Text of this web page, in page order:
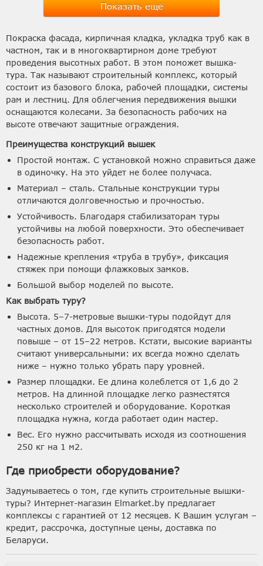
Показать ещё
Покраска фасада, кирпичная кладка, укладка труб как в
частном, так и в многоквартирном доме требуют
проведения высотных работ. В этом поможет вышка-
тура. Так называют строительный комплекс, который
состоит из базового блока, рабочей площадки, системы
рам и лестниц. Для облегчения передвижения вышки
оснащаются колесами. За безопасность рабочих на
высоте отвечают защитные ограждения.
Преимущества конструкций вышек
Простой монтаж. С установкой можно справиться даже
в одиночку. На это уйдет не более получаса.
Материал – сталь. Стальные конструкции туры
отличаются долговечностью и прочностью.
Устойчивость. Благодаря стабилизаторам туры
устойчивы на любой поверхности. Это обеспечивает
безопасность работ.
Надежные крепления «труба в трубу», фиксация
стяжек при помощи флажковых замков.
Большой выбор моделей по высоте.
Как выбрать туру?
Высота. 5–7-метровые вышки-туры подойдут для
частных домов. Для высоток пригодятся модели
повыше – от 15–22 метров. Кстати, высокие варианты
считают универсальными: их всегда можно сделать
ниже – нужно только убрать пару уровней.
Размер площадки. Ее длина колеблется от 1,6 до 2
метров. На длинной площадке легко разместятся
несколько строителей и оборудование. Короткая
площадка нужна, когда работает один мастер.
Вес. Его нужно рассчитывать исходя из соотношения
250 кг на 1 м2.
Где приобрести оборудование?
Задумываетесь о том, где купить строительные вышки-
туры? Интернет-магазин Elmarket.by предлагает
комплексы с гарантией от 12 месяцев. К Вашим услугам –
кредит, рассрочка, доступные цены, доставка по
Беларуси.